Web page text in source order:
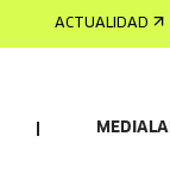
ACTUALIDAD